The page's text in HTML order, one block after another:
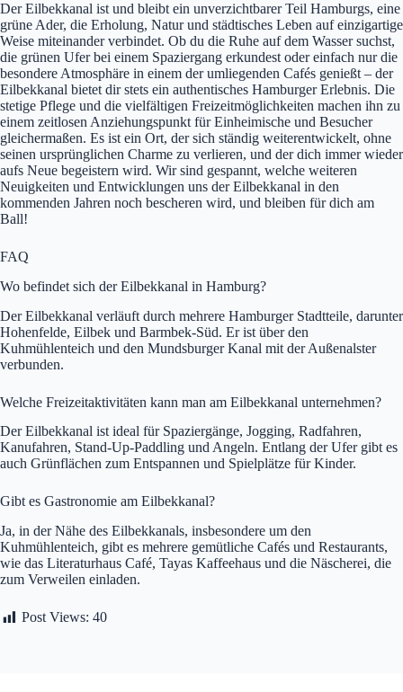
Der Eilbekkanal ist und bleibt ein unverzichtbarer Teil Hamburgs, eine
grüne Ader, die Erholung, Natur und städtisches Leben auf einzigartige
Weise miteinander verbindet. Ob du die Ruhe auf dem Wasser suchst,
die grünen Ufer bei einem Spaziergang erkundest oder einfach nur die
besondere Atmosphäre in einem der umliegenden Cafés genießt – der
Eilbekkanal bietet dir stets ein authentisches Hamburger Erlebnis. Die
stetige Pflege und die vielfältigen Freizeitmöglichkeiten machen ihn zu
einem zeitlosen Anziehungspunkt für Einheimische und Besucher
gleichermaßen. Es ist ein Ort, der sich ständig weiterentwickelt, ohne
seinen ursprünglichen Charme zu verlieren, und der dich immer wieder
aufs Neue begeistern wird. Wir sind gespannt, welche weiteren
Neuigkeiten und Entwicklungen uns der Eilbekkanal in den
kommenden Jahren noch bescheren wird, und bleiben für dich am
Ball!
FAQ
Wo befindet sich der Eilbekkanal in Hamburg?
Der Eilbekkanal verläuft durch mehrere Hamburger Stadtteile, darunter
Hohenfelde, Eilbek und Barmbek-Süd. Er ist über den
Kuhmühlenteich und den Mundsburger Kanal mit der Außenalster
verbunden.
Welche Freizeitaktivitäten kann man am Eilbekkanal unternehmen?
Der Eilbekkanal ist ideal für Spaziergänge, Jogging, Radfahren,
Kanufahren, Stand-Up-Paddling und Angeln. Entlang der Ufer gibt es
auch Grünflächen zum Entspannen und Spielplätze für Kinder.
Gibt es Gastronomie am Eilbekkanal?
Ja, in der Nähe des Eilbekkanals, insbesondere um den
Kuhmühlenteich, gibt es mehrere gemütliche Cafés und Restaurants,
wie das Literaturhaus Café, Tayas Kaffeehaus und die Näscherei, die
zum Verweilen einladen.
Post Views: 40